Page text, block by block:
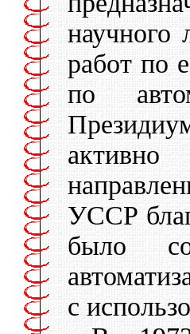
научного
работ по
по
УССР
было
с